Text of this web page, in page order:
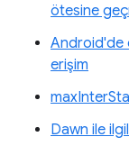
ötesine
Android'de
erişim
Dawn ile